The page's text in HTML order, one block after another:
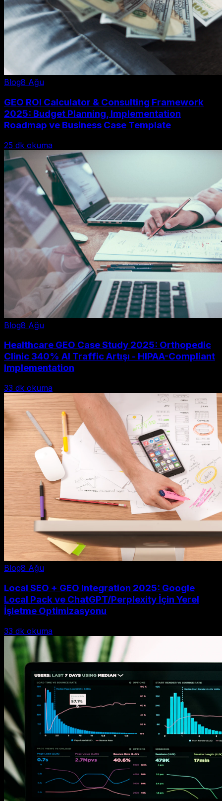
Blog8 Ağu
GEO ROI Calculator & Consulting Framework
2025: Budget Planning, Implementation
Roadmap ve Business Case Template
25 dk okuma
Blog8 Ağu
Healthcare GEO Case Study 2025: Orthopedic
Clinic 340% AI Traffic Artışı - HIPAA-Compliant
Implementation
33 dk okuma
Blog8 Ağu
Local SEO + GEO Integration 2025: Google
Local Pack ve ChatGPT/Perplexity İçin Yerel
İşletme Optimizasyonu
33 dk okuma